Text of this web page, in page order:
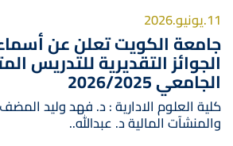
11.يونيو.2026
جامعة الكويت تعلن عن
الجوائز التقديرية للتدريس
الجامعي 2026/2025
كلية العلوم الادارية : د. فهد وليد
والمنشآت المالية د. عبدالله..